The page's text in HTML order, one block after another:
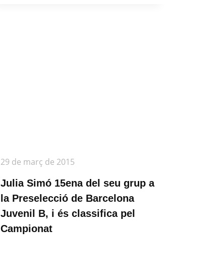
29 de març de 2015
Julia Simó 15ena del seu grup a
la Preselecció de Barcelona
Juvenil B, i és classifica pel
Campionat